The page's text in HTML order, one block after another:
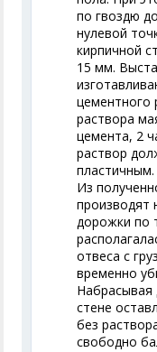
по гвоздю
нулевой
кирпичной
15 мм.
цементного
раствора
цемента, 2
раствор
пластичным.
Из
производят
дорожки по
отвеса с
временно
Набрасывая
стене
без
свободно